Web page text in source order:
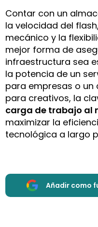
Contar con un
la velocidad del
mecánico y la
mejor forma de
infraestructura sea
la potencia de un
para empresas o un
para creativos, la
carga de trabajo al
maximizar la
tecnológica a largo
Añadir como